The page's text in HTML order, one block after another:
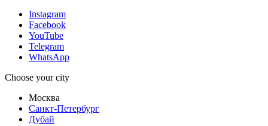
Instagram
Facebook
YouTube
Telegram
WhatsApp
Choose your city
Москва
Санкт-Петербург
Дубай